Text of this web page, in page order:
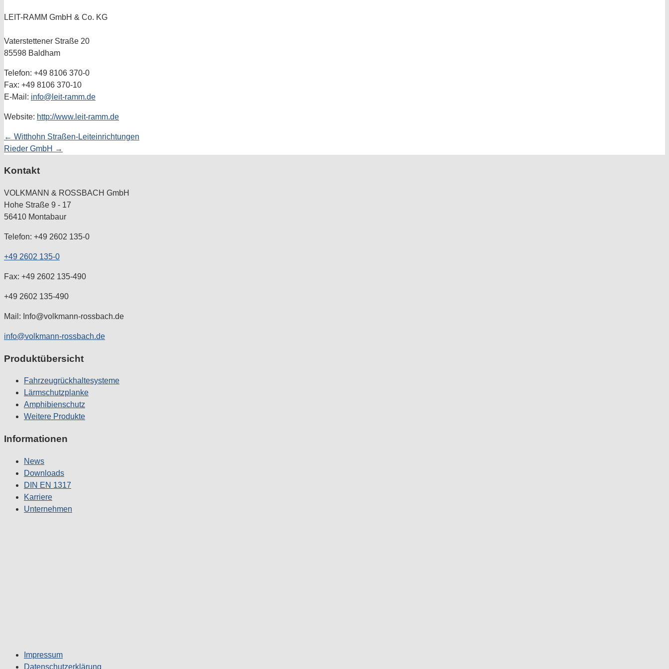
LEIT-RAMM GmbH & Co. KG
Vaterstettener Straße 20
85598 Baldham
Telefon: +49 8106 370-0
Fax: +49 8106 370-10
E-Mail: info@leit-ramm.de
Website: http://www.leit-ramm.de
Posts
navigation
← Witthohn Straßen-Leiteinrichtungen
Rieder GmbH →
Kontakt
VOLKMANN & ROSSBACH GmbH
Hohe Straße 9 - 17
56410 Montabaur
Telefon: +49 2602 135-0
+49 2602 135-0
Fax: +49 2602 135-490
+49 2602 135-490
Mail: Info@volkmann-rossbach.de
info@volkmann-rossbach.de
Produktübersicht
Fahrzeugrückhaltesysteme
Lärmschutzplanke
Amphibienschutz
Weitere Produkte
Informationen
News
Downloads
DIN EN 1317
Karriere
Unternehmen
Impressum
Datenschutzerklärung